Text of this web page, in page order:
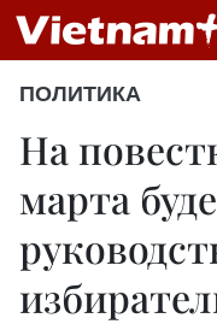
ПОЛИТИКА
На
марта